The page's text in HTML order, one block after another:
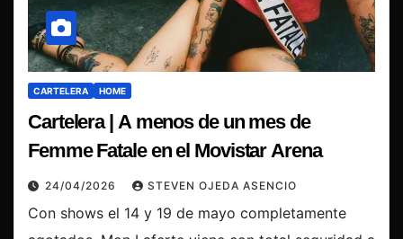
CARTELERA HOME
Cartelera | A menos de un mes de
Femme Fatale en el Movistar Arena
24/04/2026 STEVEN OJEDA ASENCIO
Con shows el 14 y 19 de mayo completamente